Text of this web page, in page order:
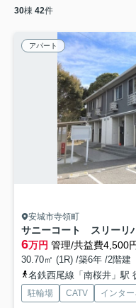
30棟 42件
アパート
安城市寺領町
6万円 管理/共益費4,500
30.70㎡ (1R) /築6年 /2階建
名鉄西尾線「南桜井」駅
駐輪場 CATV インタ